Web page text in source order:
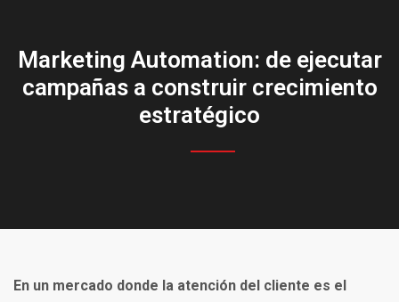
Marketing Automation: de ejecutar
campañas a construir crecimiento
estratégico
En un mercado donde la atención del cliente es el